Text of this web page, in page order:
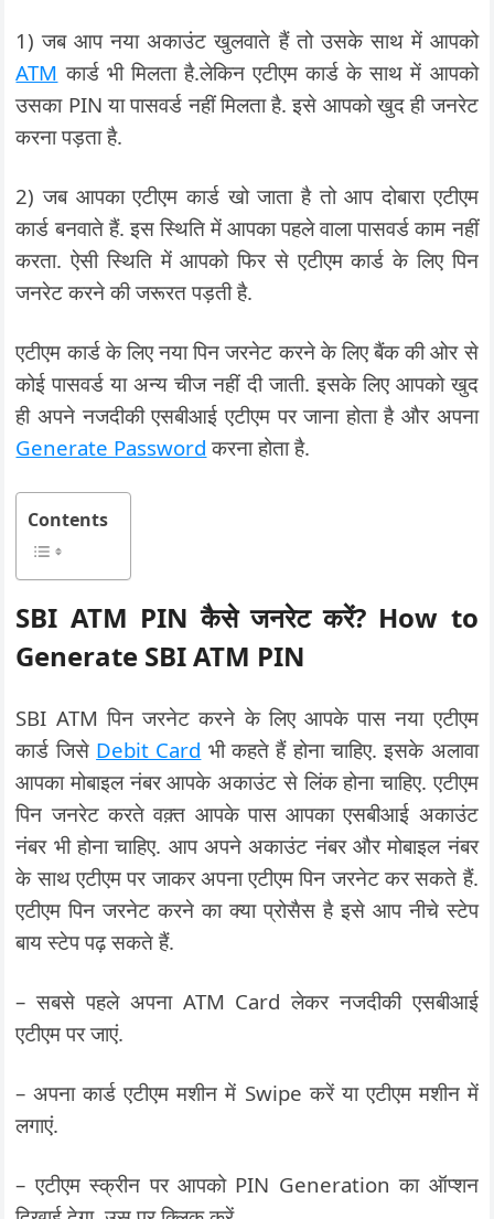
1) जब आप नया अकाउंट खुलवाते हैं तो उसके साथ में आपको
ATM कार्ड भी मिलता है.लेकिन एटीएम कार्ड के साथ में आपको
उसका PIN या पासवर्ड नहीं मिलता है. इसे आपको खुद ही जनरेट
करना पड़ता है.
2) जब आपका एटीएम कार्ड खो जाता है तो आप दोबारा एटीएम
कार्ड बनवाते हैं. इस स्थिति में आपका पहले वाला पासवर्ड काम नहीं
करता. ऐसी स्थिति में आपको फिर से एटीएम कार्ड के लिए पिन
जनरेट करने की जरूरत पड़ती है.
एटीएम कार्ड के लिए नया पिन जरनेट करने के लिए बैंक की ओर से
कोई पासवर्ड या अन्य चीज नहीं दी जाती. इसके लिए आपको खुद
ही अपने नजदीकी एसबीआई एटीएम पर जाना होता है और अपना
Generate Password करना होता है.
Contents
SBI ATM PIN कैसे जनरेट करें? How to
Generate SBI ATM PIN
SBI ATM पिन जरनेट करने के लिए आपके पास नया एटीएम
कार्ड जिसे Debit Card भी कहते हैं होना चाहिए. इसके अलावा
आपका मोबाइल नंबर आपके अकाउंट से लिंक होना चाहिए. एटीएम
पिन जनरेट करते वक़्त आपके पास आपका एसबीआई अकाउंट
नंबर भी होना चाहिए. आप अपने अकाउंट नंबर और मोबाइल नंबर
के साथ एटीएम पर जाकर अपना एटीएम पिन जरनेट कर सकते हैं.
एटीएम पिन जरनेट करने का क्या प्रोसैस है इसे आप नीचे स्टेप
बाय स्टेप पढ़ सकते हैं.
– सबसे पहले अपना ATM Card लेकर नजदीकी एसबीआई
एटीएम पर जाएं.
– अपना कार्ड एटीएम मशीन में Swipe करें या एटीएम मशीन में
लगाएं.
– एटीएम स्क्रीन पर आपको PIN Generation का ऑप्शन